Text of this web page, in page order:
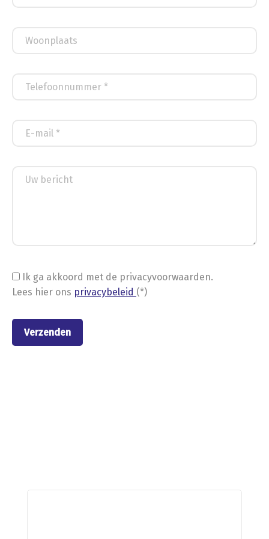
Ik ga akkoord met de privacyvoorwaarden.
Lees hier ons privacybeleid (*)